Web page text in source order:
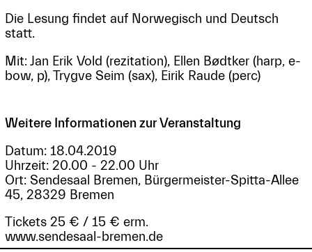
Die Lesung findet auf Norwegisch und Deutsch
statt.
Mit: Jan Erik Vold (rezitation), Ellen Bødtker (harp, e-
bow, p), Trygve Seim (sax), Eirik Raude (perc)
Weitere Informationen zur Veranstaltung
Datum: 18.04.2019
Uhrzeit: 20.00 - 22.00 Uhr
Ort: Sendesaal Bremen, Bürgermeister-Spitta-Allee
45, 28329 Bremen
Tickets 25 € / 15 € erm.
www.sendesaal-bremen.de